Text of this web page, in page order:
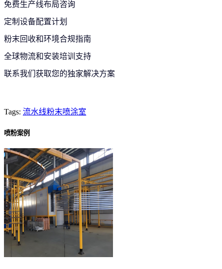
免费生产线布局咨询
定制设备配置计划
粉末回收和环境合规指南
全球物流和安装培训支持
联系我们获取您的独家解决方案
Tags: 流水线粉末喷涂室
喷粉案例